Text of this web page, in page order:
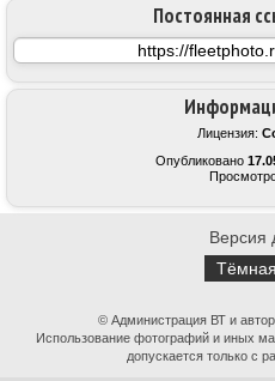
Лицензия:
Опубликовано
Постоянная
Версия
© Администрация ВТ и
Использование фотографий и иных
допускается только с